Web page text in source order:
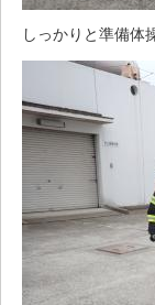
しっかりと準備体